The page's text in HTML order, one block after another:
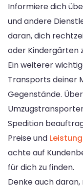
Informiere dich
und andere
daran, dich
oder Kindergärten
Ein weiterer
Transports deiner
Gegenstände.
Spedition
Preise und
achte auf
für dich zu finden.
Denke auch